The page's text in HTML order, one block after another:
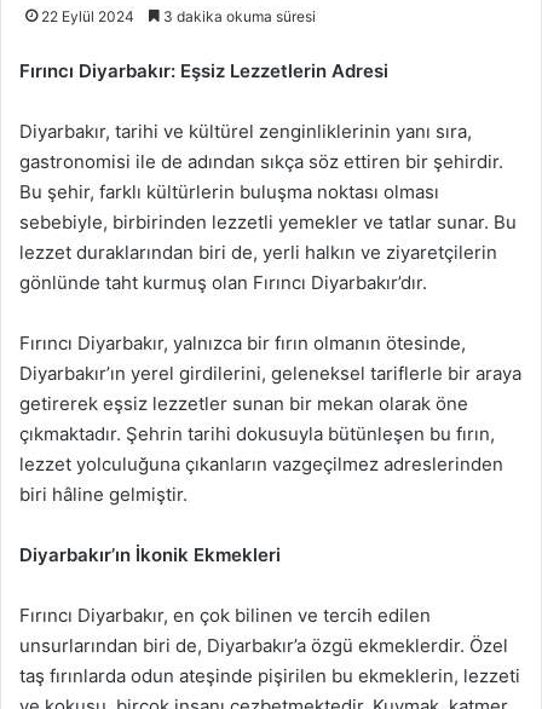
22 Eylül 2024 3 dakika okuma süresi
Fırıncı Diyarbakır: Eşsiz Lezzetlerin Adresi
Diyarbakır, tarihi ve kültürel zenginliklerinin yanı sıra,
gastronomisi ile de adından sıkça söz ettiren bir şehirdir.
Bu şehir, farklı kültürlerin buluşma noktası olması
sebebiyle, birbirinden lezzetli yemekler ve tatlar sunar. Bu
lezzet duraklarından biri de, yerli halkın ve ziyaretçilerin
gönlünde taht kurmuş olan Fırıncı Diyarbakır’dır.
Fırıncı Diyarbakır, yalnızca bir fırın olmanın ötesinde,
Diyarbakır’ın yerel girdilerini, geleneksel tariflerle bir araya
getirerek eşsiz lezzetler sunan bir mekan olarak öne
çıkmaktadır. Şehrin tarihi dokusuyla bütünleşen bu fırın,
lezzet yolculuğuna çıkanların vazgeçilmez adreslerinden
biri hâline gelmiştir.
Diyarbakır’ın İkonik Ekmekleri
Fırıncı Diyarbakır, en çok bilinen ve tercih edilen
unsurlarından biri de, Diyarbakır’a özgü ekmeklerdir. Özel
taş fırınlarda odun ateşinde pişirilen bu ekmeklerin, lezzeti